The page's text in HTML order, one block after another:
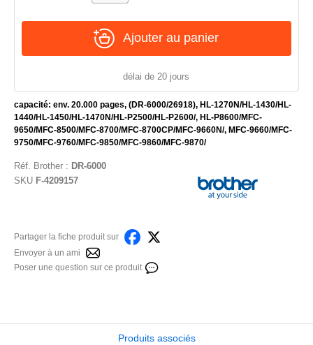
capacité: env. 20.000 pages, (DR-6000/26918), HL-1270N/HL-1430/HL-
1440/HL-1450/HL-1470N/HL-P2500/HL-P2600/, HL-P8600/MFC-
9650/MFC-8500/MFC-8700/MFC-8700CP/MFC-9660N/, MFC-9660/MFC-
9750/MFC-9760/MFC-9850/MFC-9860/MFC-9870/
Réf. Brother: DR-6000
SKU F-4209157
Partager la fiche produit sur
Envoyer à un ami
Poser une question sur ce produit
Ajouter au panier
délai de 20 jours
Produits associés